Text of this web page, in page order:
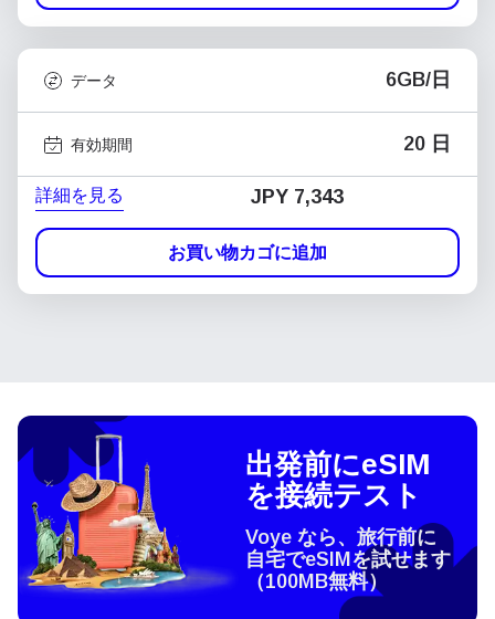
データ 6GB/日
有効期間 20 日
詳細を見る JPY 7,343
お買い物カゴに追加
出発前にeSIM
を接続テスト
Voye なら、旅行前に
自宅でeSIMを試せます
（100MB無料）